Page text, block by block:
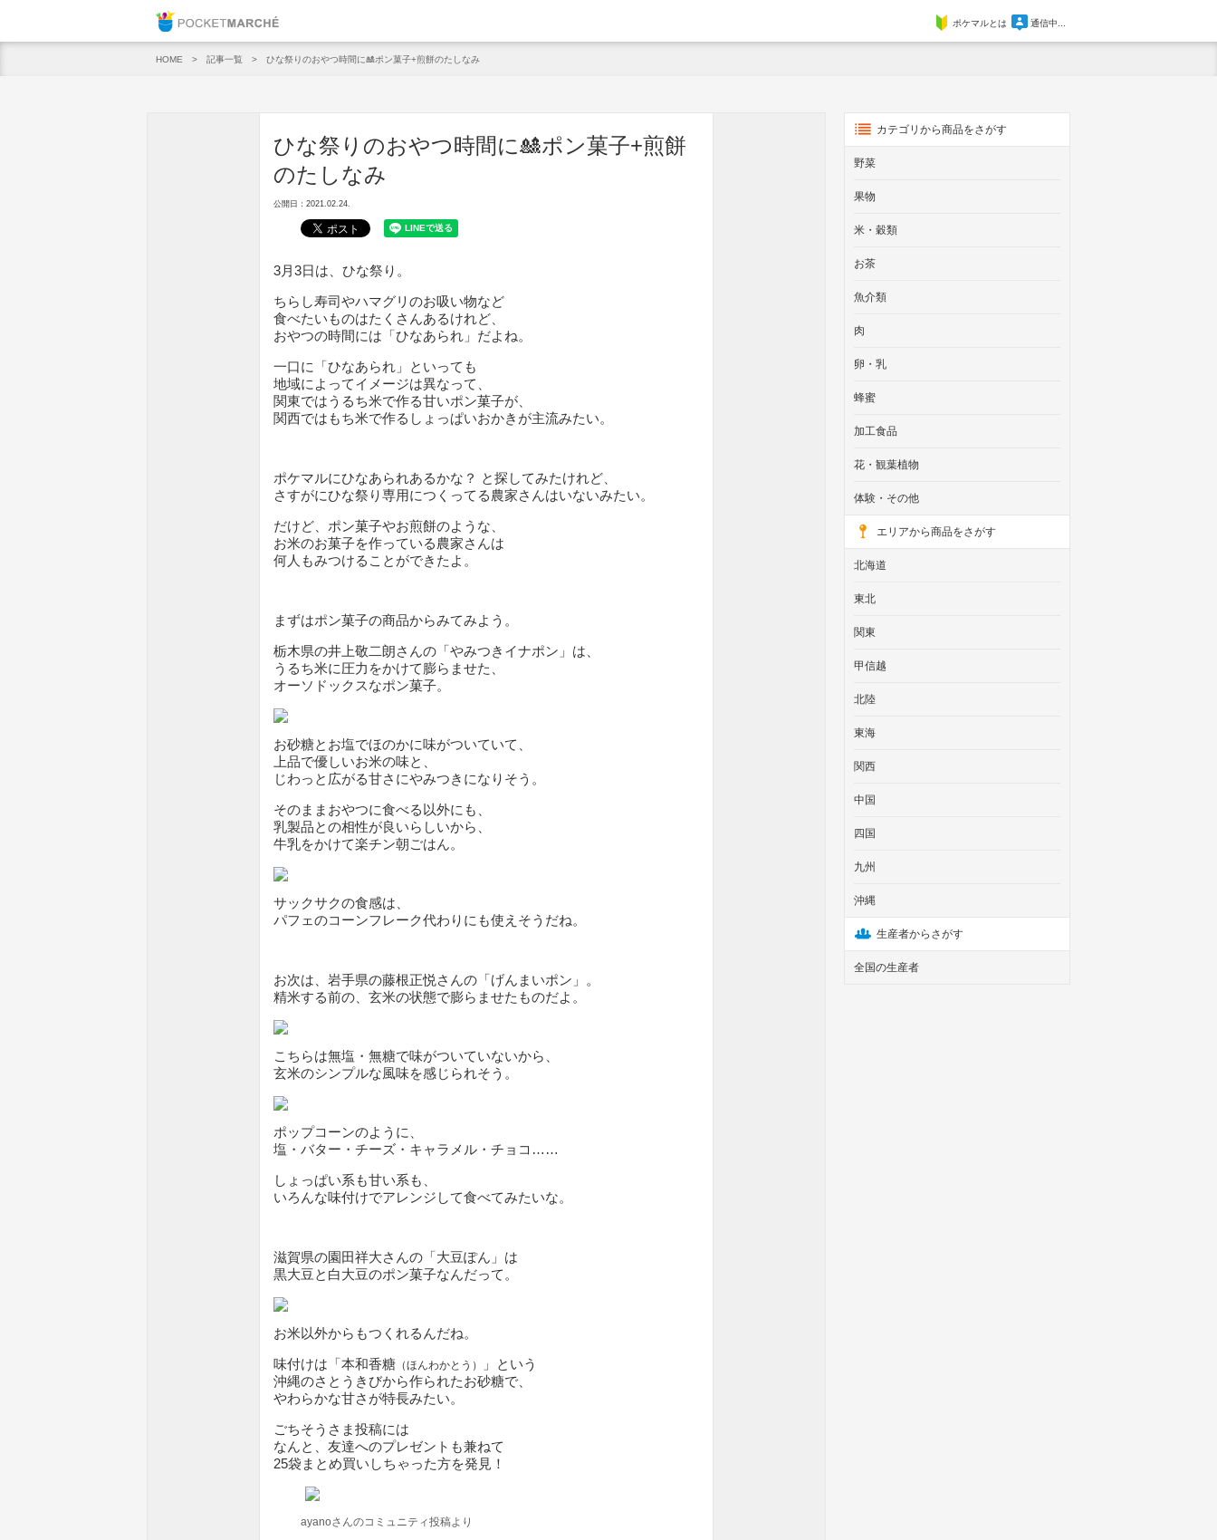
ポケマルとは 通信中...
HOME 記事一覧 ひな祭りのおやつ時間に🎎ポン菓子+煎餅のたしなみ
ひな祭りのおやつ時間に🎎ポン菓子+煎餅
のたしなみ
公開日：2021.02.24.
3月3日は、ひな祭り。
ちらし寿司やハマグリのお吸い物など
食べたいものはたくさんあるけれど、
おやつの時間には「ひなあられ」だよね。
一口に「ひなあられ」といっても
地域によってイメージは異なって、
関東ではうるち米で作る甘いポン菓子が、
関西ではもち米で作るしょっぱいおかきが主流みたい。
ポケマルにひなあられあるかな？ と探してみたけれど、
さすがにひな祭り専用につくってる農家さんはいないみたい。
だけど、ポン菓子やお煎餅のような、
お米のお菓子を作っている農家さんは
何人もみつけることができたよ。
まずはポン菓子の商品からみてみよう。
栃木県の井上敬二朗さんの「やみつきイナポン」は、
うるち米に圧力をかけて膨らませた、
オーソドックスなポン菓子。
お砂糖とお塩でほのかに味がついていて、
上品で優しいお米の味と、
じわっと広がる甘さにやみつきになりそう。
そのままおやつに食べる以外にも、
乳製品との相性が良いらしいから、
牛乳をかけて楽チン朝ごはん。
サックサクの食感は、
パフェのコーンフレーク代わりにも使えそうだね。
お次は、岩手県の藤根正悦さんの「げんまいポン」。
精米する前の、玄米の状態で膨らませたものだよ。
こちらは無塩・無糖で味がついていないから、
玄米のシンプルな風味を感じられそう。
ポップコーンのように、
塩・バター・チーズ・キャラメル・チョコ……
しょっぱい系も甘い系も、
いろんな味付けでアレンジして食べてみたいな。
滋賀県の園田祥大さんの「大豆ぽん」は
黒大豆と白大豆のポン菓子なんだって。
お米以外からもつくれるんだね。
味付けは「本和香糖 （ほんわかとう）
」という
沖縄のさとうきびから作られたお砂糖で、
やわらかな甘さが特長みたい。
ごちそうさま投稿には
なんと、友達へのプレゼントも兼ねて
25袋まとめ買いしちゃった方を発見！
ayanoさんのコミュニティ投稿より
カテゴリから商品をさがす
野菜
果物
米・穀類
お茶
魚介類
肉
卵・乳
蜂蜜
加工食品
花・観葉植物
体験・その他
エリアから商品をさがす
北海道
東北
関東
甲信越
北陸
東海
関西
中国
四国
九州
沖縄
生産者からさがす
全国の生産者